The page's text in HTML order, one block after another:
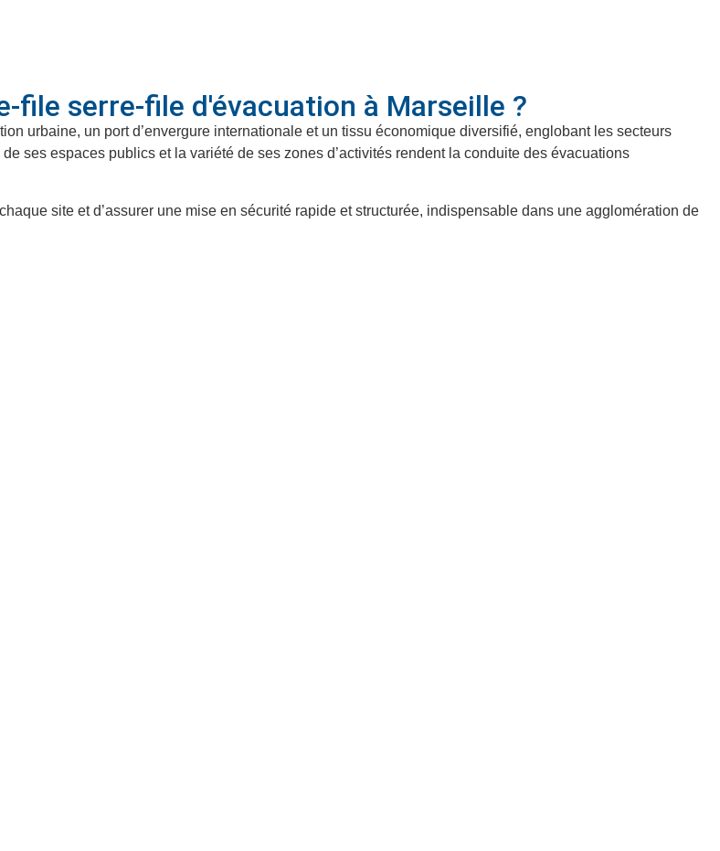
serre-file d'évacuation à Marseille ?
urbaine, un port d’envergure internationale et un tissu économique diversifié, englobant les secteurs
ses espaces publics et la variété de ses zones d’activités rendent la conduite des évacuations
site et d’assurer une mise en sécurité rapide et structurée, indispensable dans une agglomération de